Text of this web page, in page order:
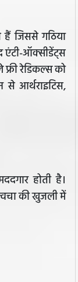
हैं जिससे गठिया
एंटी-ऑक्सीडेंट्स
फ्री रेडिकल्स को
आर्थराइटिस,
होती है।
की खुजली में